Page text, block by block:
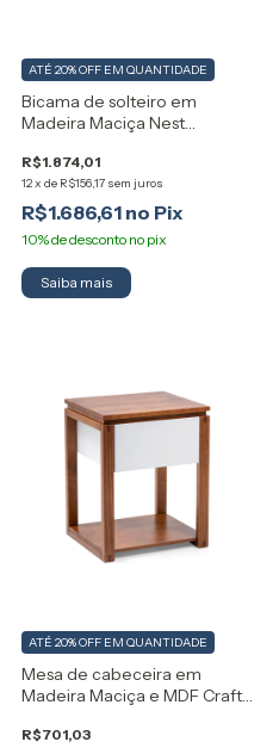
Bicama de solteiro em
Madeira Maciça Nest
R$1.874,01
12x de R$156,17 sem juros
ATÉ 20% OFF EM QUANTIDADE
R$1.686,61
Saiba mais
Mesa de cabeceira em
Madeira Maciça e MDF Craft
R$701,03
ATÉ 20% OFF EM QUANTIDADE